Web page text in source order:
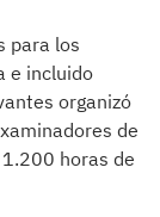
para los
e incluido
organizó
de
1.200 horas de